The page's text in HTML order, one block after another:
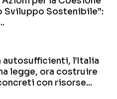
Sviluppo Sostenibile”:
autosufficienti, l’Italia
legge, ora costruire
con risorse...